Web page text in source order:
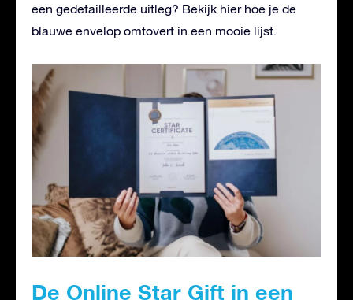
een gedetailleerde uitleg? Bekijk hier hoe je de
blauwe envelop omtovert in een mooie lijst.
De Online Star Gift in een